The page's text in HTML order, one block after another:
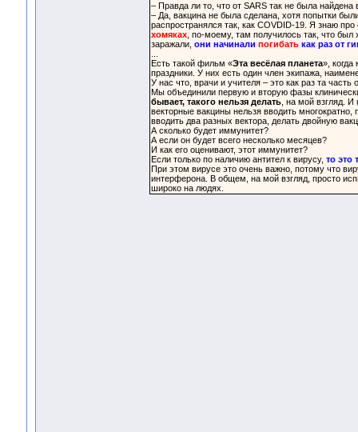
– Правда ли то, что от SARS так не была найдена
– Да, вакцина не была сделана, хотя попытки
распространялся так, как COVDID-19. Я знаю про
хомяках, по-моему, там получилось так, что был
заражали, они начинали погибатькак раз от
Есть такой фильм «Эта весёлая планета», когда
праздники. У них есть один член экипажа,
У нас что, врачи и учителя – это как раз та
Мы объединили первую и вторую фазы
бывает, такого нельзя делать, на мой взгляд. И
векторные вакцины нельзя вводить
вводить два разных вектора, делать двойную
А сколько будет иммунитет?
А если он будет всего несколько месяцев?
И как его оценивают, этот иммунитет?
Если только по наличию антител к вирусу, то это
При этом вирусе это очень важно, потому что
интерферона. В общем, на мой взгляд, просто
широко на людях.